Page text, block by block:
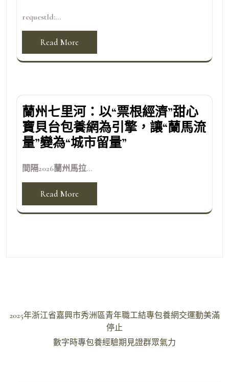
requestId:...
Read More
蘭州七里河：以“票根經濟”甜心
寶貝台包養網為引擎，讓“蘭馬流
量”變為“城市留量”
間隔2026蘭州馬拉...
Read More
文
2025年浙江省嘉興市秀洲區青年職工結專包養網交運動美滿
停止
數字時專包養經驗期見證群眾氣力